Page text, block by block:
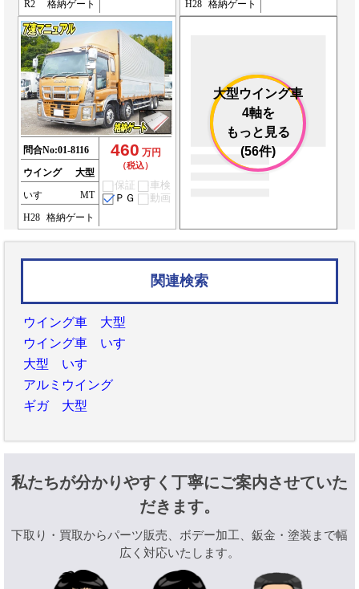
R2 格納ゲート H28 格納ゲート
問合No:01-8116
ウイング
大型
いすゞ
MT
H28
格納ゲート
460 万円
（税込）
保証
車検
ＰＧ
動画
大型ウイング車
4軸を
もっと見る
(56件)
関連検索
ウイング車 大型
ウイング車 いすゞ
大型 いすゞ
アルミウイング
ギガ 大型
私たちが分かりやすく丁寧にご案内させていた
だきます。
下取り・買取からパーツ販売、ボデー加工、鈑金・塗装まで幅
広く対応いたします。